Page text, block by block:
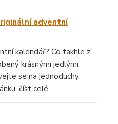
adventní
kalendář? Co takhle z
krásnými jedlými
se na jednoduchý
číst celé